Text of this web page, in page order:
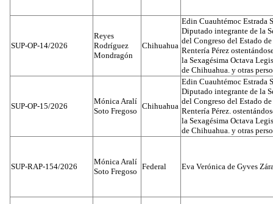
SUP-OP-14/2026
Reyes
Rodríguez
Mondragón
Chihuahua
Edin Cuauhtémoc Estrada
Diputado integrante de la
del Congreso del Estado
Rentería Pérez
la Sexagésima Octava
de Chihuahua. y otras
SUP-OP-15/2026
Mónica Aralí
Soto Fregoso
Chihuahua
Edin Cuauhtémoc Estrada
Diputado integrante de la
del Congreso del Estado
Rentería Pérez.
la Sexagésima Octava
de Chihuahua. y otras
SUP-RAP-154/2026
Mónica Aralí
Soto Fregoso
Federal Eva Verónica de Gyves